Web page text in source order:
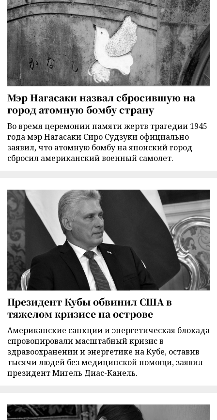
Мэр Нагасаки назвал сбросившую на
город атомную бомбу страну
Во время церемонии памяти жертв трагедии 1945
года мэр Нагасаки Сиро Судзуки официально
заявил, что атомную бомбу на японский город
сбросил американский военный самолет.
Президент Кубы обвинил США в
тяжелом кризисе на острове
Американские санкции и энергетическая блокада
спровоцировали масштабный кризис в
здравоохранении и энергетике на Кубе, оставив
тысячи людей без медицинской помощи, заявил
президент Мигель Диас-Канель.